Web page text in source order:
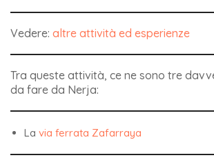
Vedere: altre attività ed esperienze
Tra queste attività, ce ne sono tre
da fare da Nerja:
La via ferrata Zafarraya